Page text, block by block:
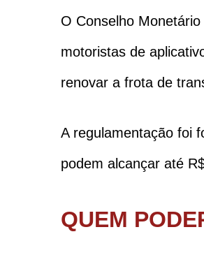
O Conselho
motoristas de
renovar a frota de
A regulamentação foi
podem alcançar até
QUEM